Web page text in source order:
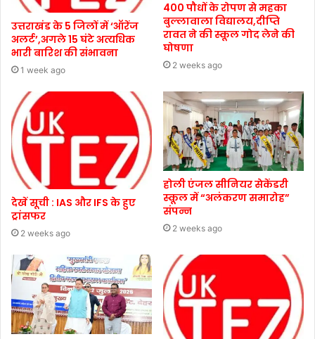
उत्तराखंड के 5 जिलों में ‘ऑरेंज
अलर्ट’,अगले 15 घंटे अत्यधिक
भारी बारिश की संभावना
1 week ago
400 पौधों के रोपण से महका
बुल्लावाला विद्यालय,दीप्ति
रावत ने की स्कूल गोद लेने की
घोषणा
2 weeks ago
देखें सूची : IAS और IFS के हुए
ट्रांसफर
2 weeks ago
होली एंजल सीनियर सेकेंडरी
स्कूल में “अलंकरण समारोह”
संपन्न
2 weeks ago